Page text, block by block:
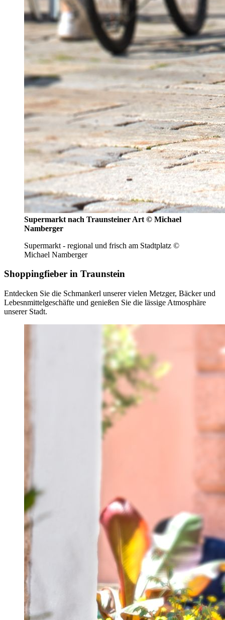
Supermarkt nach Traunsteiner Art © Michael
Namberger
Supermarkt - regional und frisch am Stadtplatz ©
Michael Namberger
Shoppingfieber in Traunstein
Entdecken Sie die Schmankerl unserer vielen Metzger, Bäcker und
Lebesnmittelgeschäfte und genießen Sie die lässige Atmosphäre
unserer Stadt.